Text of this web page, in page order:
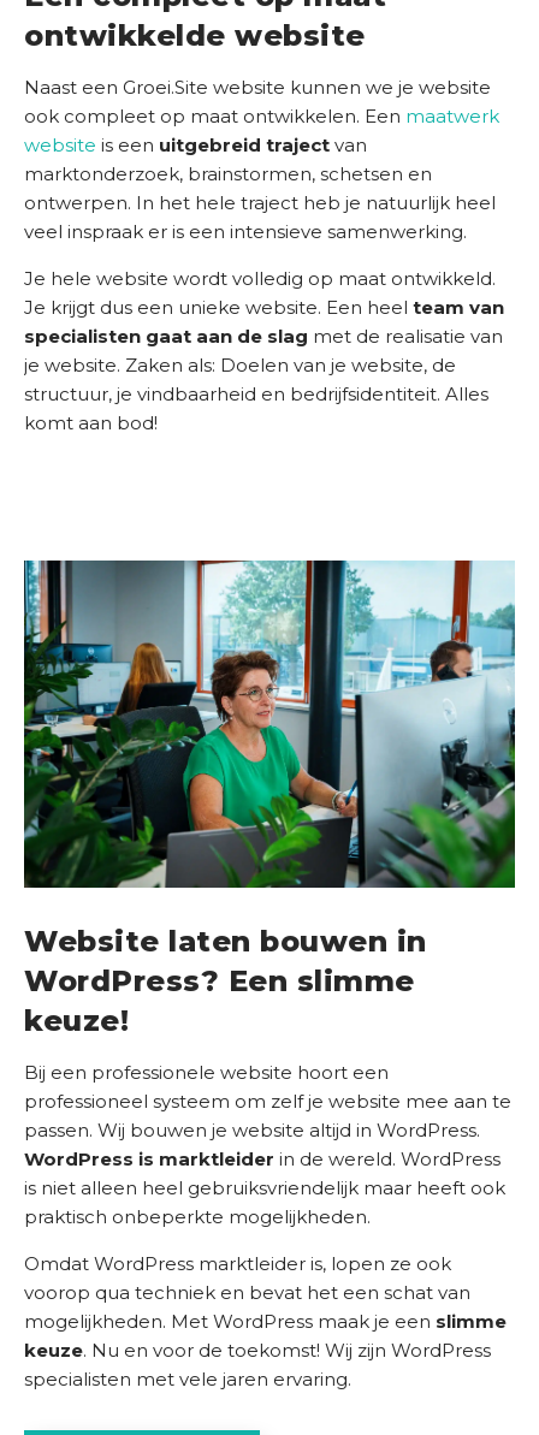
ontwikkelde website
Naast een Groei.Site website kunnen we je website
ook compleet op maat ontwikkelen. Een maatwerk
website is een uitgebreid traject van
marktonderzoek, brainstormen, schetsen en
ontwerpen. In het hele traject heb je natuurlijk heel
veel inspraak er is een intensieve samenwerking.
Je hele website wordt volledig op maat ontwikkeld.
Je krijgt dus een unieke website. Een heel team van
specialisten gaat aan de slag met de realisatie van
je website. Zaken als: Doelen van je website, de
structuur, je vindbaarheid en bedrijfsidentiteit. Alles
komt aan bod!
Website laten bouwen in
WordPress? Een slimme
keuze!
Bij een professionele website hoort een
professioneel systeem om zelf je website mee aan te
passen. Wij bouwen je website altijd in WordPress.
WordPress is marktleider in de wereld. WordPress
is niet alleen heel gebruiksvriendelijk maar heeft ook
praktisch onbeperkte mogelijkheden.
Omdat WordPress marktleider is, lopen ze ook
voorop qua techniek en bevat het een schat van
mogelijkheden. Met WordPress maak je een slimme
keuze. Nu en voor de toekomst! Wij zijn WordPress
specialisten met vele jaren ervaring.